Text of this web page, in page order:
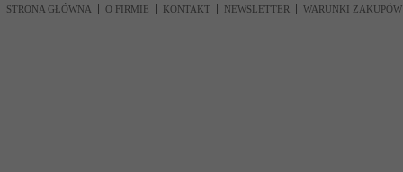
STRONA GŁÓWNA O FIRMIE KONTAKT NEWSLETTER WARUNKI ZAKUPÓW